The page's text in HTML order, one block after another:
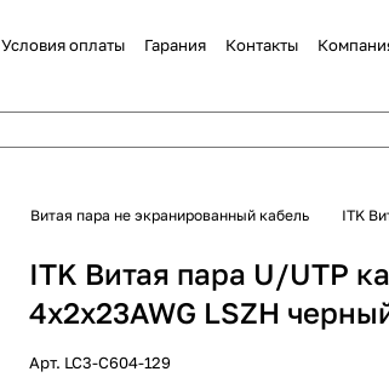
Условия оплаты Гарания Контакты
Витая пара не экранированный кабель ITK
ITK Витая пара U/UTP
4x2х23AWG LSZH
Арт. LC3-C604-129